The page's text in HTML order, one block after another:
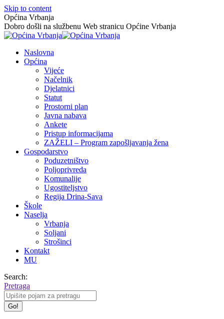
Skip to content
Općina Vrbanja
Dobro došli na službenu Web stranicu Općine Vrbanja
Naslovna
Općina
Vijeće
Načelnik
Djelatnici
Statut
Prostorni plan
Javna nabava
Ankete
Pristup informacijama
ZAŽELI – Program zapošljavanja žena
Gospodarstvo
Poduzetništvo
Poljoprivreda
Komunalije
Ugostiteljstvo
Regija Drina-Sava
Škole
Naselja
Vrbanja
Soljani
Strošinci
Kontakt
MU
Search:
Pretraga